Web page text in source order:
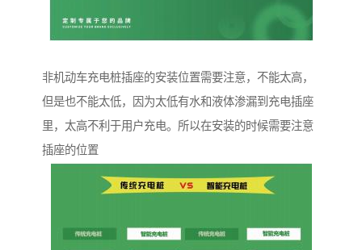
非机动车充电桩插座的安装位置需要注意，不能太高，
但是也不能太低，因为太低有水和液体渗漏到充电插座
里，太高不利于用户充电。所以在安装的时候需要注意
插座的位置